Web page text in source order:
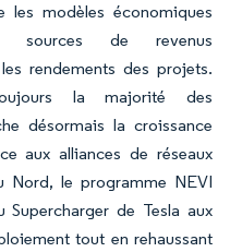
les modèles économiques
sources de revenus
rendements des projets.
la majorité des
désormais la croissance
aux alliances de réseaux
Nord, le programme NEVI
Supercharger de Tesla aux
tout en rehaussant